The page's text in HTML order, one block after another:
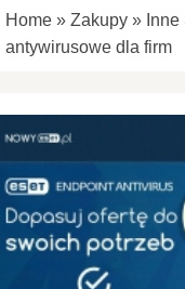
Home » Zakupy »
antywirusowe dla firm